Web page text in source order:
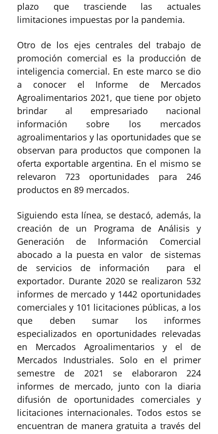
plazo que trasciende las actuales
limitaciones impuestas por la pandemia.
Otro de los ejes centrales del trabajo de
promoción comercial es la producción de
inteligencia comercial. En este marco se dio
a conocer el Informe de Mercados
Agroalimentarios 2021, que tiene por objeto
brindar al empresariado nacional
información sobre los mercados
agroalimentarios y las oportunidades que se
observan para productos que componen la
oferta exportable argentina. En el mismo se
relevaron 723 oportunidades para 246
productos en 89 mercados.
Siguiendo esta línea, se destacó, además, la
creación de un Programa de Análisis y
Generación de Información Comercial
abocado a la puesta en valor de sistemas
de servicios de información para el
exportador. Durante 2020 se realizaron 532
informes de mercado y 1442 oportunidades
comerciales y 101 licitaciones públicas, a los
que deben sumar los informes
especializados en oportunidades relevadas
en Mercados Agroalimentarios y el de
Mercados Industriales. Solo en el primer
semestre de 2021 se elaboraron 224
informes de mercado, junto con la diaria
difusión de oportunidades comerciales y
licitaciones internacionales. Todos estos se
encuentran de manera gratuita a través del